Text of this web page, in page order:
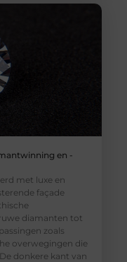
en -
met luxe en
façade
diamanten tot
zoals
overwegingen die
donkere kant van